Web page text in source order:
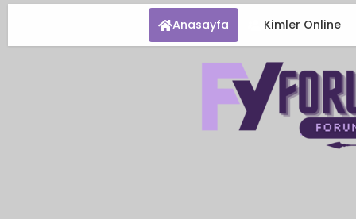
Anasayfa Kimler Online